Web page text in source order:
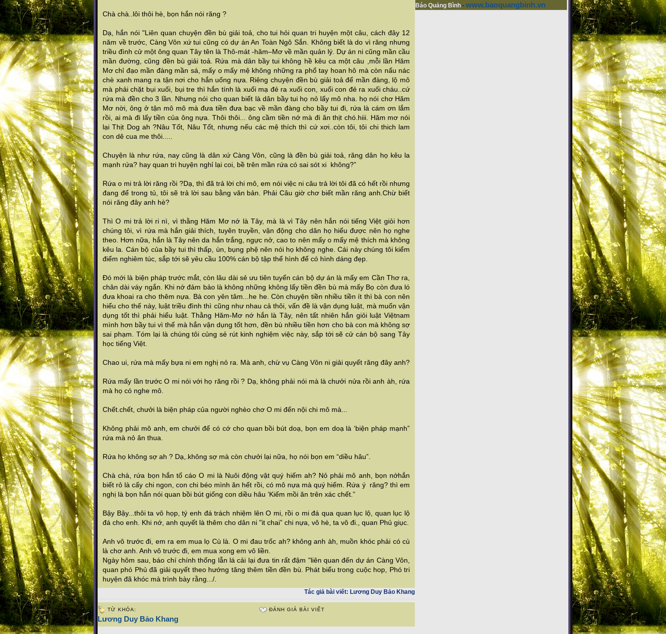
Chà chà..lôi thôi hè, bọn hắn nói răng ?
Dạ, hắn nói "Liên quan chuyện đền bù giải toả, cho tui hỏi quan tri huyện một câu, cách đây 12
năm về trước, Càng Vôn xứ tui cũng có dự án An Toàn Ngô Sắn. Không biết là do vì răng nhưng
triều đình cử một ông quan Tây tên là Thô-mát -hăm–Mơ về mần quản lý. Dự án ni cũng mần cầu
mần đường, cũng đền bù giải toả. Rứa mà dân bầy tui không hề kêu ca một câu ,mỗi lần Hăm
Mơ chỉ đạo mần đàng mần sá, mấy o mấy mệ không những ra phổ tay hoan hô mà còn nấu nác
chè xanh mang ra tận nơi cho hắn uống nựa. Riêng chuyện đền bù giải toả để mần đàng, lộ mô
mà phải chặt bụi xuối, bụi tre thì hắn tính là xuối mạ đẻ ra xuối con, xuối con đẻ ra xuối cháu..cứ
rứa mà đền cho 3 lần. Nhưng nói cho quan biết là dân bầy tui họ nỏ lấy mô nha. họ nói chơ Hăm
Mơ nời, ông ở tận mô mô mà đưa tiền đưa bạc về mần đàng cho bầy tui đi, rứa là cám ơn lắm
rồi, ai mà đi lấy tiền của ông nựa. Thôi thôi... ông cầm tiền nớ mà đi ăn thịt chó.hiii. Hăm mơ nói
lại Thịt Dog ah ?Nâu Tốt, Nâu Tốt, nhưng nếu các mệ thích thì cứ xơi..còn tôi, tôi chi thich lam
con dê cua me thôi.....
Chuyện là như rứa, nay cũng là dân xứ Càng Vôn, cũng là đền bù giải toả, răng dân họ kêu la
mạnh rứa? hay quan tri huyện nghỉ lại coi, bề trên mần rứa có sai sót xi không?”
Rứa o mi trả lời răng rồi ?Dạ, thì đã trả lời chi mô, em nói việc ni câu trả lời tôi đã có hết rồi nhưng
đang để trong tủ, tôi sẽ trả lời sau bằng văn bản. Phải Câu giờ chơ biết mần răng anh.Chừ biết
nói răng đây anh hè?
Thì O mi trả lời ri nì, vì thằng Hăm Mơ nớ là Tây, mà là vì Tây nên hắn nói tiếng Việt giỏi hơn
chúng tôi, vì rứa mà hắn giải thích, tuyên truyền, vận động cho dân họ hiểu được nên họ nghe
theo. Hơn nữa, hắn là Tây nên da hắn trắng, ngực nở, cao to nên mấy o mấy mệ thích mà không
kêu la. Cán bộ của bầy tui thì thấp, ùn, bụng phệ nên nói họ không nghe. Cái này chúng tôi kiểm
điểm nghiêm túc, sắp tới sẽ yêu cầu 100% cán bộ tập thể hình để có hình dáng đẹp.
Đó mới là biện pháp trước mắt, còn lâu dài sẻ ưu tiên tuyển cán bộ dự án là mấy em Cần Thơ ra,
chân dài váy ngắn. Khi nớ đảm bảo là không những không lấy tiền đền bù mà mấy Bọ còn đưa ló
đưa khoai ra cho thêm nựa. Bà con yên tâm...he he. Còn chuyện tiền nhiều tiền ít thì bà con nên
hiểu cho thế này, luật triều đình thì cũng như nhau cả thôi, vấn đề là vận dụng luật, mà muốn vận
dụng tốt thì phải hiểu luật. Thằng Hăm-Mơ nớ hắn là Tây, nên tất nhiên hắn giỏi luật Việtnam
mình hơn bầy tui vì thế mà hắn vận dụng tốt hơn, đền bù nhiều tiền hơn cho bà con mà không sợ
sai phạm. Tóm lại là chúng tôi củng sẻ rút kinh nghiệm việc này, sắp tới sẽ cử cán bộ sang Tây
học tiếng Việt.
Chao ui, rứa mà mấy bựa ni em nghị nỏ ra. Mà anh, chừ vụ Càng Vôn ni giải quyết răng đây anh?
Rứa mấy lần trước O mi nói với họ răng rồi ? Dạ, không phải nói mà là chưởi nửa rồi anh àh, rứa
mà họ có nghe mô.
Chết.chết, chưởi là biện pháp của người nghèo chơ O mi đến nội chi mô mà...
Không phải mô anh, em chưởi để có cớ cho quan bồi bút doạ, bọn em doạ là ‘biện pháp mạnh”
rứa mà nỏ ăn thua.
Rứa họ không sợ ah ? Dạ,.không sợ mà còn chưởi lại nữa, họ nói bọn em “diều hâu”.
Chà chà, rứa bọn hắn tố cáo O mi là Nuôi động vật quý hiếm ah? Nỏ phải mô anh, bọn nớhắn
biết rỏ là cấy chi ngon, con chi béo mình ăn hết rồi, có mô nựa mà quý hiếm. Rứa ý răng? thì em
nghị là bọn hắn nói quan bồi bút giống con diều hâu ‘Kiếm mồi ăn trên xác chết.”
Bậy Bậy...thôi ta vô họp, tý enh đá trách nhiệm lên O mi, rồi o mi đá qua quan lục lộ, quan lục lộ
đá cho enh. Khi nớ, anh quyết là thêm cho dân ni "it chai” chi nựa, vô hè, ta vô đi., quan Phủ giục.
Anh vô trước đi, em ra em mua lọ Cù là. O mi đau trốc ah? không anh àh, muồn khóc phải có cù
là chơ anh. Anh vô trước đi, em mua xong em vô liền.
Ngày hôm sau, báo chí chính thống lẫn lá cải lại đưa tin rất đậm "liên quan đến dự án Càng Vôn,
quan phó Phủ đã giải quyết theo hướng tăng thêm tiền đền bù. Phát biểu trong cuộc hop, Phó tri
huyện đã khóc mà trình bày rằng.../.
Tác giả bài viết: Lương Duy Bảo Khang
TỪ KHÓA:
Lương Duy Bảo Khang
ĐÁNH GIÁ BÀI VIẾT
Báo Quảng Bình - www.baoquangbinh.vn